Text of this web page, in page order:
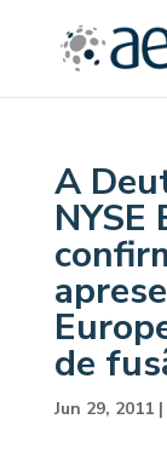
A
de
Jun 29, 2011|